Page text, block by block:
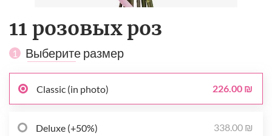
11 розовых роз
1 Выберите размер
Classic (in photo) 226.00 ₪
Deluxe (+50%) 338.00 ₪